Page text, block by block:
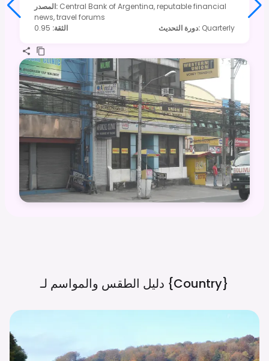
المصدر: Central Bank of Argentina, reputable financial
news, travel forums
الثقة:
0.95 دورة التحديث: Quarterly
دليل الطقس والمواسم لـ {country}